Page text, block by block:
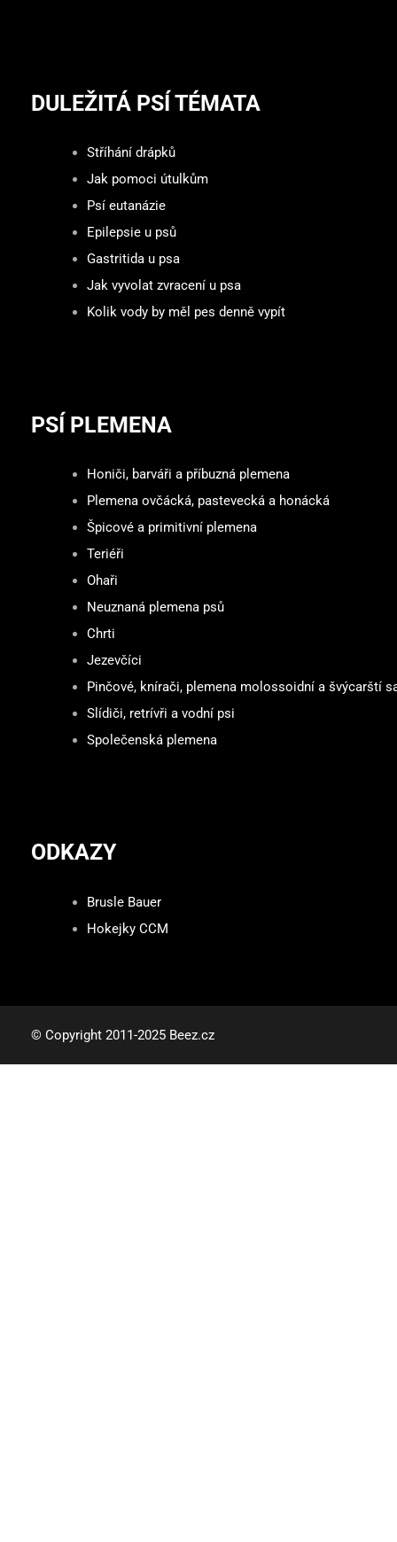
DULEŽITÁ PSÍ TÉMATA
Stříhání drápků
Jak pomoci útulkům
Psí eutanázie
Epilepsie u psů
Gastritida u psa
Jak vyvolat zvracení u psa
Kolik vody by měl pes denně vypít
PSÍ PLEMENA
Honiči, barváři a příbuzná plemena
Plemena ovčácká, pastevecká a honácká
Špicové a primitivní plemena
Teriéři
Ohaři
Neuznaná plemena psů
Chrti
Jezevčíci
Pinčové, knírači, plemena molossoidní a švýcarští
Slídiči, retrívři a vodní psi
Společenská plemena
ODKAZY
Brusle Bauer
Hokejky CCM
© Copyright 2011-2025 Beez.cz